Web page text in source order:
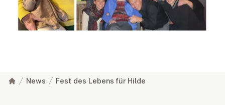
News Fest des Lebens für Hilde